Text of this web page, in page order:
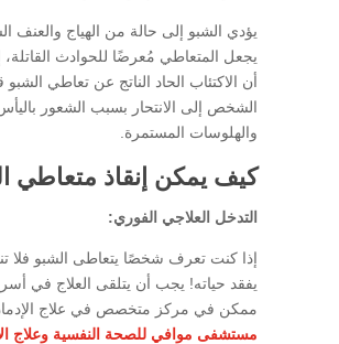
يؤدي الشبو إلى حالة من الهياج والعنف
يجعل المتعاطي مُعرضًا للحوادث
أن الاكتئاب الحاد الناتج عن تعاطي الشبو
الشخص إلى الانتحار بسبب الشعور
والهلوسات المستمرة.
كيف يمكن إنقاذ متعاطي
التدخل العلاجي الفوري:
إذا كنت تعرف شخصًا يتعاطى الشبو فلا
يفقد حياته! يجب أن يتلقى العلاج في
ممكن في مركز متخصص في علاج
مستشفى موافي للصحة النفسية وعلاج